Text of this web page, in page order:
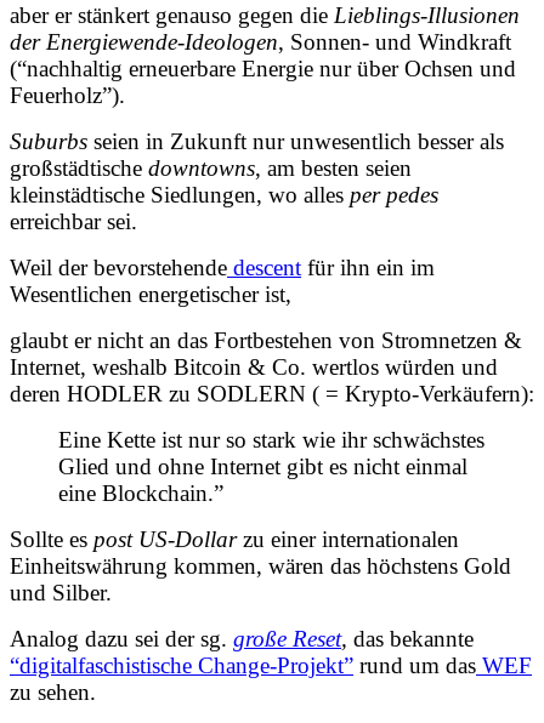
aber er stänkert genauso gegen die Lieblings-Illusionen
der Energiewende-Ideologen, Sonnen- und Windkraft
(“nachhaltig erneuerbare Energie nur über Ochsen und
Feuerholz”).
Suburbs seien in Zukunft nur unwesentlich besser als
großstädtische downtowns, am besten seien
kleinstädtische Siedlungen, wo alles per pedes
erreichbar sei.
Weil der bevorstehende descent für ihn ein im
Wesentlichen energetischer ist,
glaubt er nicht an das Fortbestehen von Stromnetzen &
Internet, weshalb Bitcoin & Co. wertlos würden und
deren HODLER zu SODLERN ( = Krypto-Verkäufern):
Eine Kette ist nur so stark wie ihr schwächstes
Glied und ohne Internet gibt es nicht einmal
eine Blockchain.”
Sollte es post US-Dollar zu einer internationalen
Einheitswährung kommen, wären das höchstens Gold
und Silber.
Analog dazu sei der sg. große Reset, das bekannte
“digitalfaschistische Change-Projekt” rund um das WEF
zu sehen.